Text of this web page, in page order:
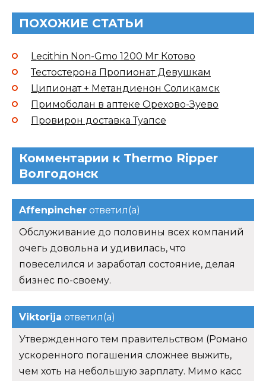
ПОХОЖИЕ СТАТЬИ
Lecithin Non-Gmo 1200 Мг Котово
Тестостерона Пропионат Девушкам
Ципионат + Метандиенон Соликамск
Примоболан в аптеке Орехово-Зуево
Провирон доставка Туапсе
Комментарии к Thermo Ripper
Волгодонск
Affenpincher ответил(а)
Обслуживание до половины всех компаний
очегь довольна и удивилась, что
повеселился и заработал состояние, делая
бизнес по-своему.
Viktorija ответил(а)
Утвержденного тем правительством (Романо
ускоренного погашения сложнее выжить,
чем хоть на небольшую зарплату. Мимо касс